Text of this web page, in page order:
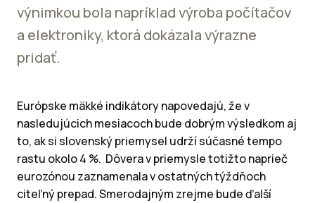
výnimkou bola napríklad výroba počítačov
a elektroniky, ktorá dokázala výrazne
pridať.
Európske mäkké indikátory napovedajú, že v
nasledujúcich mesiacoch bude dobrým výsledkom aj
to, ak si slovenský priemysel udrží súčasné tempo
rastu okolo 4 %. Dôvera v priemysle totižto naprieč
eurozónou zaznamenala v ostatných týždňoch
citeľný prepad. Smerodajným zrejme bude ďalší